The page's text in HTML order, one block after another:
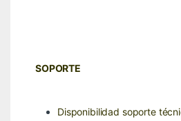
SOPORTE
Disponibilidad soporte